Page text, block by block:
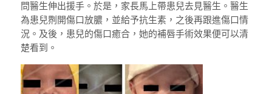
問醫生伸出援手。於是， 家長馬上帶患兒去見醫生。醫生
為患兒𠝹開傷口放膿， 並給予抗生素，之後再跟進傷口情
況。及後，患兒的傷口癒合，她的補唇手術效果便可以清
楚看到。